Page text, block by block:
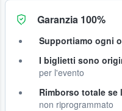
Garanzia 100%
Supportiamo ogni
I biglietti sono
per l'evento
Rimborso totale
non riprogrammato